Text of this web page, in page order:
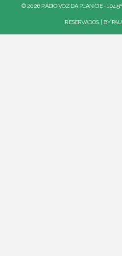
© 2026 RÁDIO VOZ DA PLANÍCIE -
RESERVADOS. | BY